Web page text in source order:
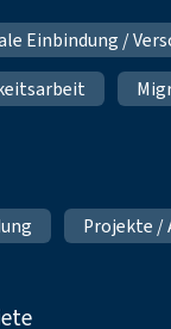
Einbindung /
Projekte /